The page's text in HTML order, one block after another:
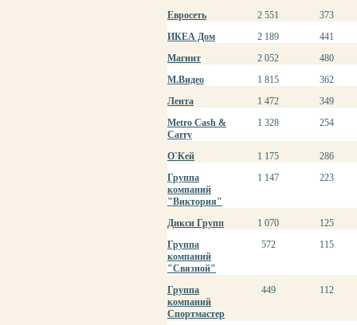
Евросеть 2 551
373
ИКЕА Дом
2 189
441
Магнит
2 052
480
М.Видео
1 815
362
Лента
1 472
349
Metro Cash &
Carry
1 328 254
О`Кей 1 175
286
Группа
компаний
"Виктория"
1 147 223
Дикси Групп 1 070
125
Группа
компаний
"Связной"
572 115
Группа
компаний
Спортмастер
449 112